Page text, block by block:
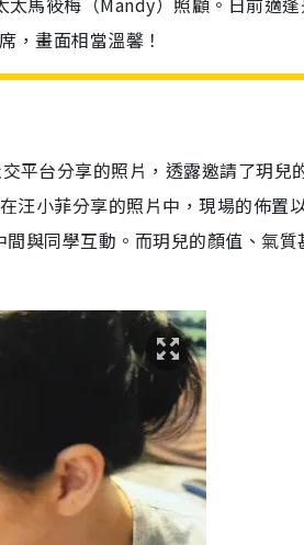
，畫面相當溫馨！
平台分享的照片，透露邀請了玥兒
汪小菲分享的照片中，現場的佈置
間與同學互動。而玥兒的顏值、氣